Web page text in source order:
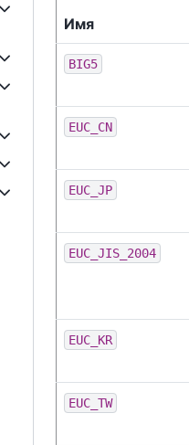
Имя
BIG5
EUC_CN
EUC_JP
EUC_JIS_2004
EUC_KR
EUC_TW